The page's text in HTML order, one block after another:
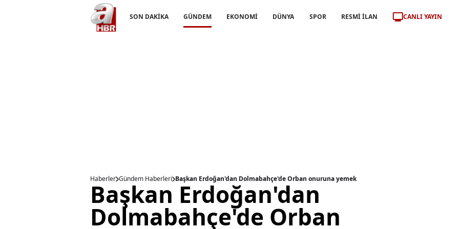
SON DAKİKA GÜNDEM EKONOMİ DÜNYA SPOR RESMİ İLAN CANLI YAYIN
Haberler Gündem Haberleri Başkan Erdoğan'dan Dolmabahçe'de Orban onuruna yemek
Başkan Erdoğan'dan
Dolmabahçe'de Orban